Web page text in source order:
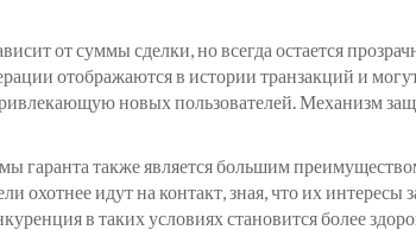
от суммы сделки, но всегда остается
отображаются в истории транзакций и
новых пользователей. Механизм
гаранта также является большим
охотнее идут на контакт, зная, что их
в таких условиях становится более